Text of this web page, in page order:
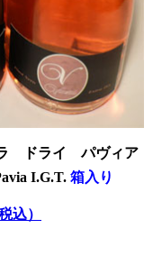
ドライ パヴィア
I.G.T. 箱入り
込）